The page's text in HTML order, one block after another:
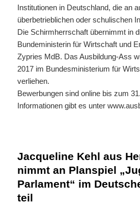
Institutionen in Deutschland, die an
überbetrieblichen oder schulischen
Die Schirmherrschaft übernimmt in
Bundeministerin für Wirtschaft und
Zypries MdB. Das Ausbildung-Ass
2017 im Bundesministerium für
verliehen.
Bewerbungen sind online bis zum
Informationen gibt es unter
Jacqueline Kehl aus
nimmt an Planspiel
Parlament“ im
teil